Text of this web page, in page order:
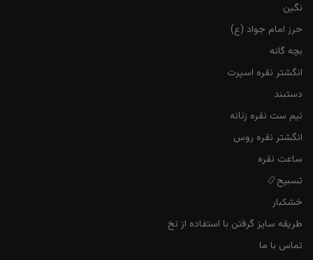
نگین
حرز امام جواد (ع)
بچه گانه
انگشتر نقره اسپرت
دستبند
نیم ست نقره زنانه
انگشتر نقره روس
ساعت نقره
تسبیح📿
خشکبار
طریقه سایز گرفتن با استفاده از نخ
تماس با ما